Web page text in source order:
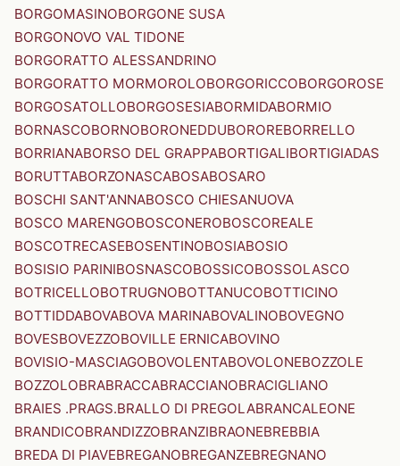
BORGOMASINOBORGONE SUSA
BORGONOVO VAL TIDONE
BORGORATTO ALESSANDRINO
BORGORATTO MORMOROLOBORGORICCOBORGOROSE
BORGOSATOLLOBORGOSESIABORMIDABORMIO
BORNASCOBORNOBORONEDDUBOROREBORRELLO
BORRIANABORSO DEL GRAPPABORTIGALIBORTIGIADAS
BORUTTABORZONASCABOSABOSARO
BOSCHI SANT'ANNABOSCO CHIESANUOVA
BOSCO MARENGOBOSCONEROBOSCOREALE
BOSCOTRECASEBOSENTINOBOSIABOSIO
BOSISIO PARINIBOSNASCOBOSSICOBOSSOLASCO
BOTRICELLOBOTRUGNOBOTTANUCOBOTTICINO
BOTTIDDABOVABOVA MARINABOVALINOBOVEGNO
BOVESBOVEZZOBOVILLE ERNICABOVINO
BOVISIO-MASCIAGOBOVOLENTABOVOLONEBOZZOLE
BOZZOLOBRABRACCABRACCIANOBRACIGLIANO
BRAIES .PRAGS.BRALLO DI PREGOLABRANCALEONE
BRANDICOBRANDIZZOBRANZIBRAONEBREBBIA
BREDA DI PIAVEBREGANOBREGANZEBREGNANO